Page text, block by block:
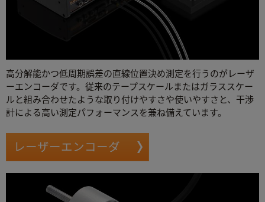
高分解能かつ低周期誤差の直線位置決め測定を行うのがレーザ
ーエンコーダです。従来のテープスケールまたはガラススケー
ルと組み合わせたような取り付けやすさや使いやすさと、干渉
計による高い測定パフォーマンスを兼ね備えています。
レーザーエンコーダ